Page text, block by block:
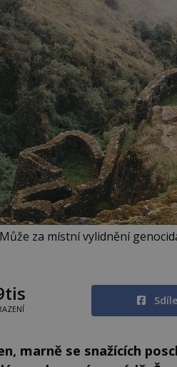
Může za místní vylidnění
marně se snažících